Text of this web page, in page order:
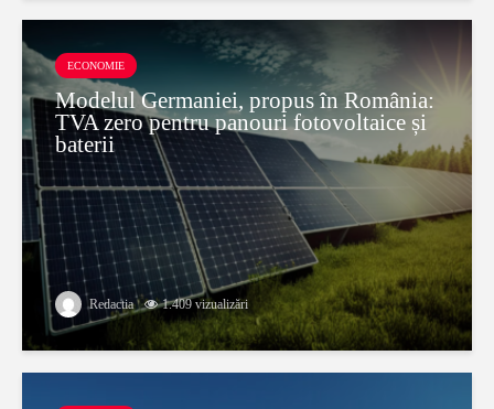
ECONOMIE
Modelul Germaniei, propus în România:
TVA zero pentru panouri fotovoltaice și
baterii
Redactia 1.409 vizualizări